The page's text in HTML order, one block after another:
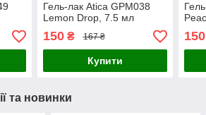
Гель-лак Atica GPM038
Lemon Drop, 7.5 мл
150₴ 167 ₴
Купити
150
та новинки